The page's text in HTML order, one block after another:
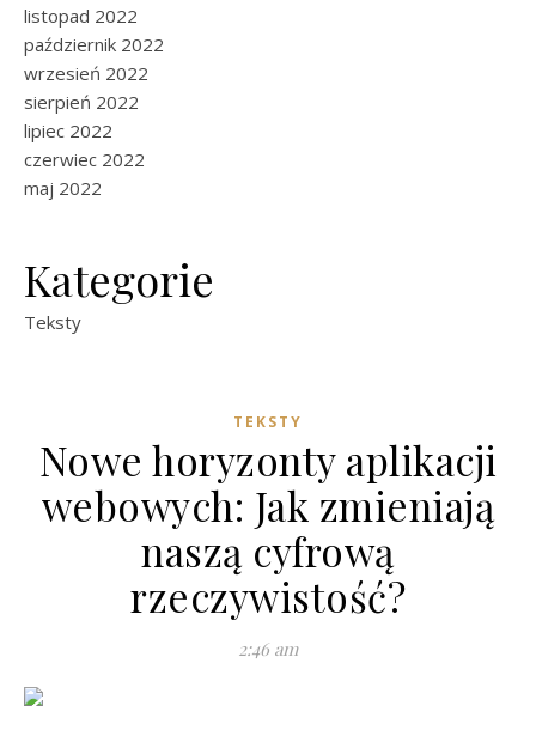
listopad 2022
październik 2022
wrzesień 2022
sierpień 2022
lipiec 2022
czerwiec 2022
maj 2022
Kategorie
Teksty
TEKSTY
Nowe horyzonty aplikacji
webowych: Jak zmieniają
naszą cyfrową
rzeczywistość?
2:46 am